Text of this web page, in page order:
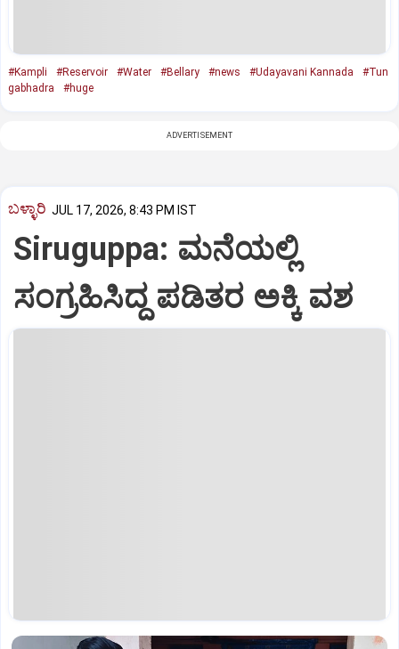
#Kampli #Reservoir #Water #Bellary #news #Udayavani Kannada
#Tun
gabhadra
#huge
ADVERTISEMENT
ಬಳ್ಳಾರಿ JUL 17, 2026, 8:43 PM IST
Siruguppa: ಮನೆಯಲ್ಲಿ
ಸಂಗ್ರಹಿಸಿದ್ದ ಪಡಿತರ ಅಕ್ಕಿ ವಶ